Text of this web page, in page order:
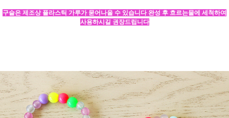
구슬은 제조상 플라스틱 가루가 묻어나올 수 있습니다 완성 후 흐르는물에 세척하여
사용하시길 권장드립니다